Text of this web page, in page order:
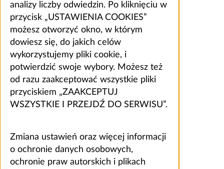
analizy liczby odwiedzin. Po kliknięciu w
przycisk „USTAWIENIA COOKIES”
możesz otworzyć okno, w którym
dowiesz się, do jakich celów
wykorzystujemy pliki cookie, i
potwierdzić swoje wybory. Możesz też
od razu zaakceptować wszystkie pliki
przyciskiem „ZAAKCEPTUJ
WSZYSTKIE I PRZEJDŹ DO SERWISU”.
Zmiana ustawień oraz więcej informacji
o ochronie danych osobowych,
ochronie praw autorskich i plikach